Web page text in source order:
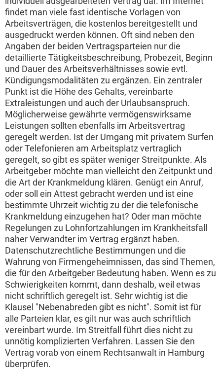
findet man viele fast identische Vorlagen von
Arbeitsverträgen, die kostenlos bereitgestellt und
ausgedruckt werden können. Oft sind neben den
Angaben der beiden Vertragsparteien nur die
detaillierte Tätigkeitsbeschreibung, Probezeit, Beginn
und Dauer des Arbeitsverhältnisses sowie evtl.
Kündigungsmodalitäten zu ergänzen. Ein zentraler
Punkt ist die Höhe des Gehalts, vereinbarte
Extraleistungen und auch der Urlaubsanspruch.
Möglicherweise gewährte vermögenswirksame
Leistungen sollten ebenfalls im Arbeitsvertrag
geregelt werden. Ist der Umgang mit privatem Surfen
oder Telefonieren am Arbeitsplatz vertraglich
geregelt, so gibt es später weniger Streitpunkte. Als
Arbeitgeber möchte man vielleicht den Zeitpunkt und
die Art der Krankmeldung klären. Genügt ein Anruf,
oder soll ein Attest gebracht werden und ist eine
bestimmte Uhrzeit wichtig zu der die telefonische
Krankmeldung einzugehen hat? Oder man möchte
Regelungen zu Lohnfortzahlungen im Krankheitsfall
naher Verwandter im Vertrag ergänzt haben.
Datenschutzrechtliche Bestimmungen und die
Wahrung von Firmengeheimnissen, das sind Themen,
die für den Arbeitgeber Bedeutung haben. Wenn es zu
Schwierigkeiten kommt, dann deshalb, weil etwas
nicht schriftlich geregelt ist. Sehr wichtig ist die
Klausel "Nebenabreden gibt es nicht". Somit ist für
alle Parteien klar, es gilt nur was auch schriftlich
vereinbart wurde. Im Streitfall führt dies nicht zu
unnötig komplizierten Verfahren. Lassen Sie den
Vertrag vorab von einem Rechtsanwalt in Hamburg
überprüfen.